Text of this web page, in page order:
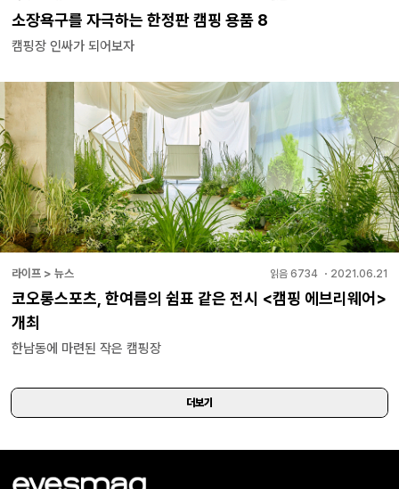
소장욕구를 자극하는 한정판 캠핑 용품 8
캠핑장 인싸가 되어보자
라이프 > 뉴스 읽음 6734 ・ 2021.06.21
코오롱스포츠, 한여름의 쉼표 같은 전시 <캠핑 에브리웨어>
개최
한남동에 마련된 작은 캠핑장
더보기